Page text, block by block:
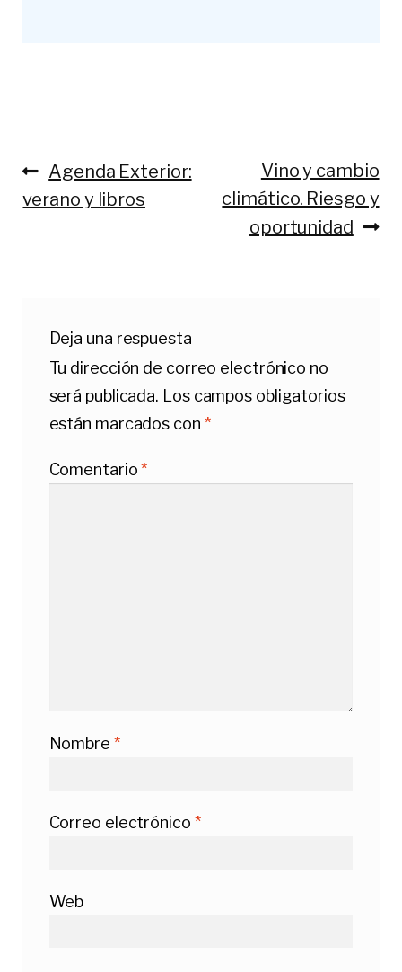
Navegación
de
Anterior:
Agenda Exterior:
verano y libros
Siguiente:
Vino y cambio
climático. Riesgo y
oportunidad
Deja una respuesta
Tu dirección de correo electrónico no
será publicada. Los campos obligatorios
están marcados con *
Comentario*
Nombre *
Correo electrónico *
Web